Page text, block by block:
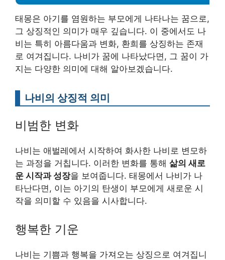
태몽은 아기를 염원하는 부모에게 나타나는 꿈으로,
그 상징적인 의미가 매우 깊습니다. 이 중에서도 나
비는 특히 아름다움과 변화, 환희를 상징하는 존재
로 여겨집니다. 나비가 꿈에 나타났다면, 그 꿈이 가
지는 다양한 의미에 대해 알아보겠습니다.
나비의 상징적 의미
비범한 변화
나비는 애벌레에서 시작하여 화사한 나비로 변모하
는 과정을 거칩니다. 이러한 변화를 통해 삶의 새로
운 시작과 성장을 보여줍니다. 태몽에서 나비가 나
타난다면, 이는 아기의 탄생이 부모에게 새로운 시
작을 의미할 수 있음을 시사합니다.
행복한 기운
나비는 기쁨과 행복을 가져오는 상징으로 여겨집니